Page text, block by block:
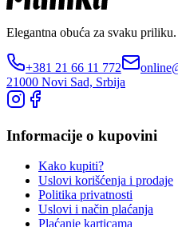
Elegantna obuća za svaku
+381 21 66 11 772
21000 Novi Sad, Srbija
Informacije o kupovini
Kako kupiti?
Uslovi korišćenja i prodaje
Politika privatnosti
Uslovi i način plaćanja
Plaćanje karticama